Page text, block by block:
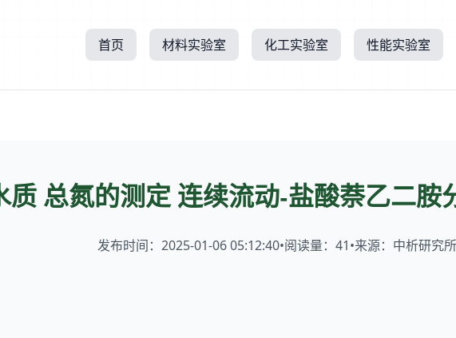
首页 材料实验室 化工实验室 性能实验室
质 总氮的测定 连续流动-盐酸萘乙二胺
发布时间：2025-01-06 05:12:40•阅读量： 41•来源：中析研究所